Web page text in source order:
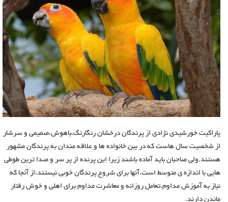
پاراکیت خورشیدی نژادی از پرندگان درخشان رنگارنگ،باهوش،صمیمی و سرشار
از شخصیت سال هاست که در بین خانواده ها و علاقه مندان به پرندگان مشهور
هستند.ولی صاحبان باید آماده باشند زیرا این پرنده از پر سر و صدا ترین طوطی
هایی با اندازه ی متوسط است.آنها برای شروع پرندگان خوبی نیستند،از آنجا که
نیاز به آموزش مداوم،تعامل روزانه و معاشرت مداوم برای اهلی و خوش رفتار
ماندن دارند.